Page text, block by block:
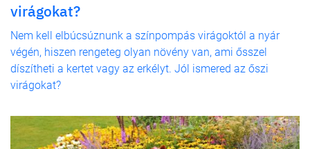
virágokat?
Nem kell elbúcsúznunk a színpompás virágoktól a nyár
végén, hiszen rengeteg olyan növény van, ami ősszel
díszítheti a kertet vagy az erkélyt. Jól ismered az őszi
virágokat?